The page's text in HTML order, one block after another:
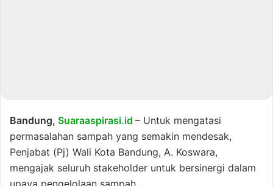
Bandung, Suaraaspirasi.id – Untuk mengatasi
permasalahan sampah yang semakin mendesak,
Penjabat (Pj) Wali Kota Bandung, A. Koswara,
mengajak seluruh stakeholder untuk bersinergi dalam